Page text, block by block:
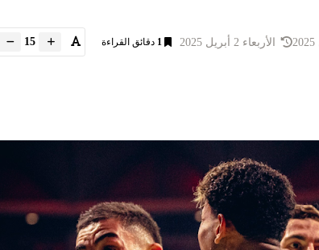
الأربعاء 2 أبريل 2025 1 دقائق القراءة 15